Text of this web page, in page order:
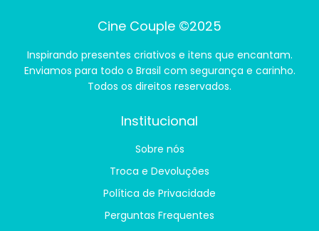
Cine Couple ©2025
Inspirando presentes criativos e itens que encantam.
Enviamos para todo o Brasil com segurança e carinho.
Todos os direitos reservados.
Institucional
Sobre nós
Troca e Devoluções
Política de Privacidade
Perguntas Frequentes